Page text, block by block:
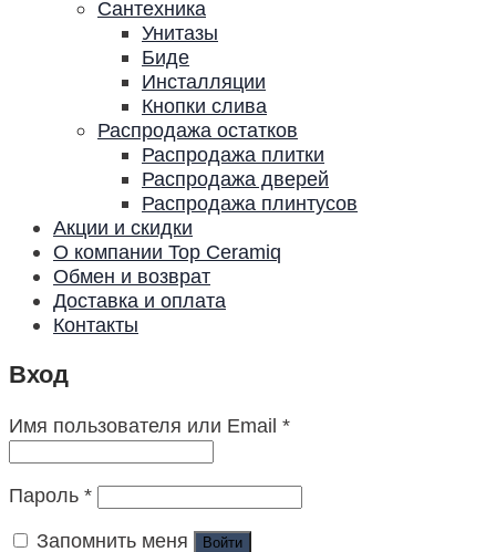
Сантехника
Унитазы
Биде
Инсталляции
Кнопки слива
Распродажа остатков
Распродажа плитки
Распродажа дверей
Распродажа плинтусов
Акции и скидки
О компании Top Ceramiq
Обмен и возврат
Доставка и оплата
Контакты
Вход
Имя пользователя или Email *
Пароль *
Запомнить меня
Войти